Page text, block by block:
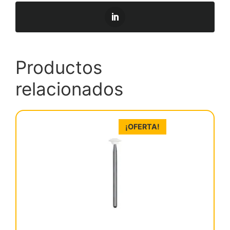
Productos
relacionados
¡OFERTA!